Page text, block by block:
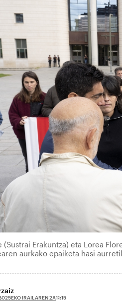
(Sustrai Erakuntza) eta Lorea
aurkako epaiketa hasi
IRAILAREN 2A11:15